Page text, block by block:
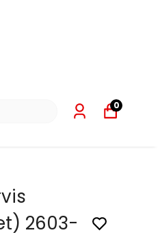
0
2603-